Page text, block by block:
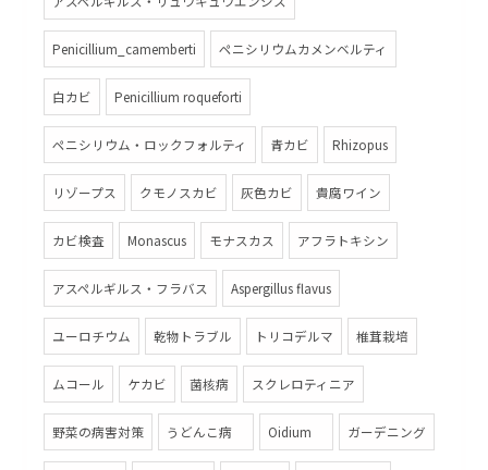
Penicillium_camemberti ペニシリウムカメンベルティ
白カビ Penicillium roqueforti
ペニシリウム・ロックフォルティ 青カビ Rhizopus
リゾープス クモノスカビ 灰色カビ 貴腐ワイン
カビ検査 Monascus モナスカス アフラトキシン
アスペルギルス・フラバス Aspergillus flavus
ユーロチウム 乾物トラブル トリコデルマ 椎茸栽培
ムコール ケカビ 菌核病 スクレロティニア
野菜の病害対策 うどんこ病 Oidium ガーデニング